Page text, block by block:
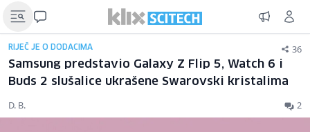
RIJEČ JE O DODACIMA 36
Samsung predstavio Galaxy Z Flip 5, Watch 6 i
Buds 2 slušalice ukrašene Swarovski kristalima
D. B. 2